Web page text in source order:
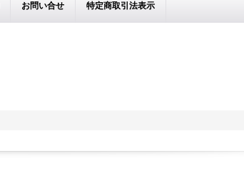
お問い合せ 特定商取引法表示